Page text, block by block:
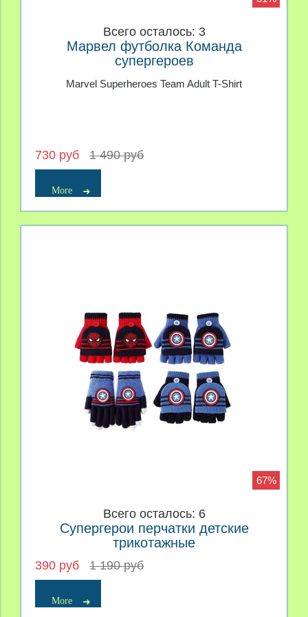
Всего осталось: 3
Марвел футболка Команда
супергероев
Marvel Superheroes Team Adult T-Shirt
730 руб 1 490 руб
More
67%
Всего осталось: 6
Супергерои перчатки детские
трикотажные
390 руб 1 190 руб
More